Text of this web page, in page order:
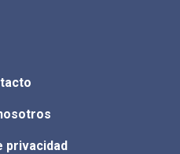
privacidad